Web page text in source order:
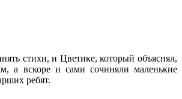
стихи, и Цветике, который объяснял,
а вскоре и сами сочиняли маленькие
ребят.